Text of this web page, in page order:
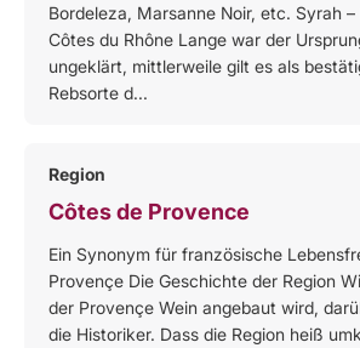
Bordeleza, Marsanne Noir, etc. Syrah
Côtes du Rhône Lange war der
ungeklärt, mittlerweile gilt es als
Rebsorte d...
Region
Côtes de Provence
Ein Synonym für französische
Provençe Die Geschichte der Region
der Provençe Wein angebaut wird,
die Historiker. Dass die Region heiß